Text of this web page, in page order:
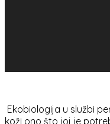
Ekobiologija u službi
koži ono što joj je